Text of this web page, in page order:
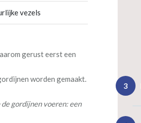
vezels
gerust eerst een
worden gemaakt.
gordijnen voeren: een
3